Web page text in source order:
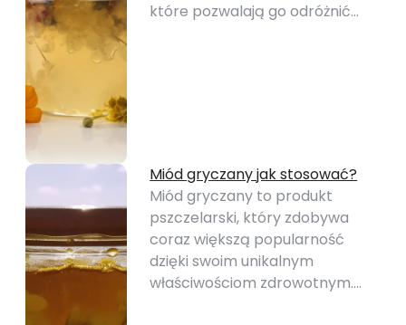
które pozwalają go odróżnić…
Miód gryczany jak stosować?
Miód gryczany to produkt
pszczelarski, który zdobywa
coraz większą popularność
dzięki swoim unikalnym
właściwościom zdrowotnym.…